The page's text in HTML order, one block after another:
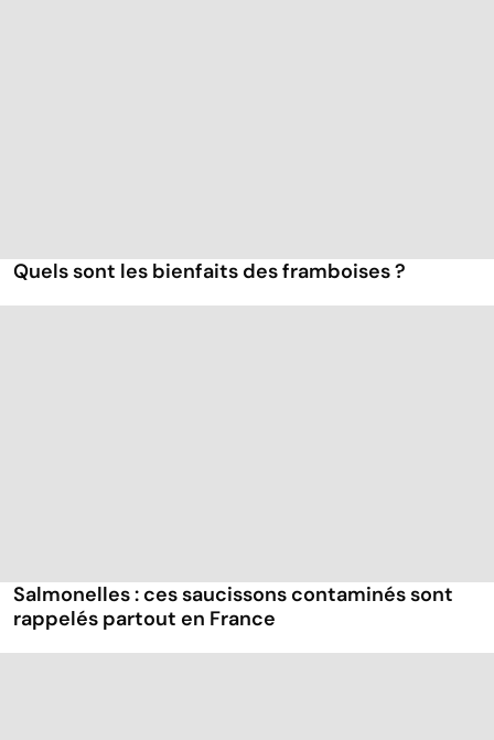
Quels sont les bienfaits des framboises ?
Salmonelles : ces saucissons contaminés sont
rappelés partout en France